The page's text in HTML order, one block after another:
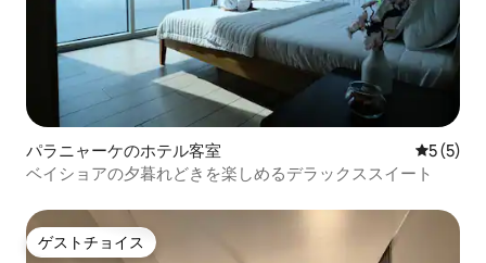
パラニャーケのホテル客室 レビュー
5 (5)
ベイショアの夕暮れどきを楽しめるデラックススイート
ゲストチョイス
ゲストチョイス